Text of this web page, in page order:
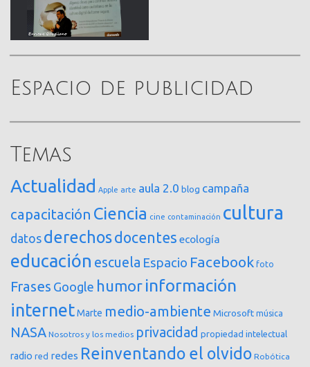
Espacio de publicidad
Temas
Actualidad Apple arte aula 2.0 blog campaña
capacitación Ciencia cine contaminación cultura
datos derechosdocentes ecología
educación escuela Espacio Facebook foto
Frases Google humor información
internetMarte medio-ambiente Microsoft música
NASA Nosotros y los medios privacidad propiedad intelectual
radio red redes Reinventando el olvido Robótica